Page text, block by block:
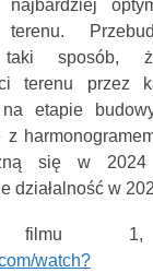
terenu.
sposób,
terenu przez
etapie
z
się w
działalność w
1,
watch?